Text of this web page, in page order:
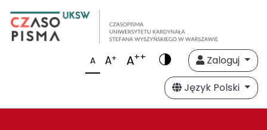
A A+ A++
Zaloguj
Język Polski